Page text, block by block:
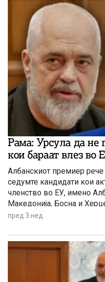
треба да бидат оставени
процеси.
Рама: Урсула да не
кои бараат влез во
Албанскиот премиер рече
седумте кандидати кои
членство во ЕУ, имено
Македонија, Босна и
Молдавија
пред 3 нед.